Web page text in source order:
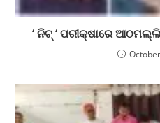
‘ ନିଟ୍ ‘ ପରୀକ୍ଷାରେ